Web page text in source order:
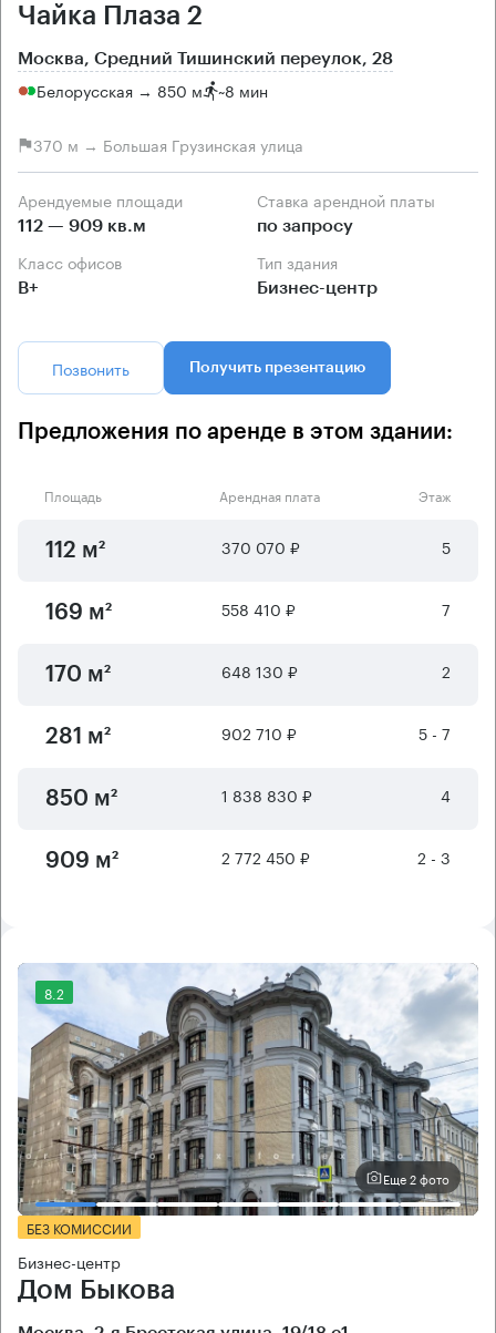
Чайка Плаза 2
Москва, Средний Тишинский переулок, 28
Белорусская → 850 м ~8 мин
370 м → Большая Грузинская улица
Арендуемые площади
112 — 909 кв.м
Ставка арендной платы
по запросу
Класс офисов
B+
Тип здания
Бизнес-центр
Позвонить Получить презентацию
Предложения по аренде в этом здании:
Площадь Арендная плата Этаж
112 м² 370 070 ₽ 5
169 м² 558 410 ₽ 7
170 м² 648 130 ₽ 2
281 м² 902 710 ₽ 5 - 7
850 м² 1 838 830 ₽ 4
909 м² 2 772 450 ₽ 2 - 3
8.2
Еще 2 фото
БЕЗ КОМИССИИ
Бизнес-центр
Дом Быкова